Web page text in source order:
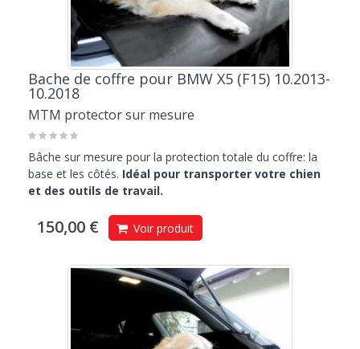
Bache de coffre pour BMW X5 (F15) 10.2013-
10.2018
MTM protector sur mesure
Bâche sur mesure pour la protection totale du coffre: la
base et les côtés. Idéal pour transporter votre chien
et des outils de travail.
150,00 € Voir produit